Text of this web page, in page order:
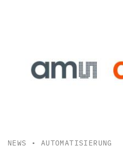
NEWS • AUTOMATISIERUNG